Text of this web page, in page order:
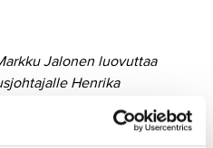
Jalonen luovuttaa
Henrika
Nybondas-Kangas